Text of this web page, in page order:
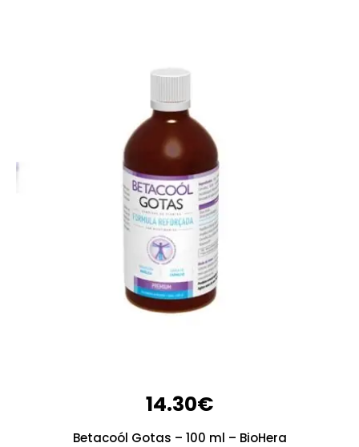
14.30€
Betacoól Gotas – 100 ml – BioHera